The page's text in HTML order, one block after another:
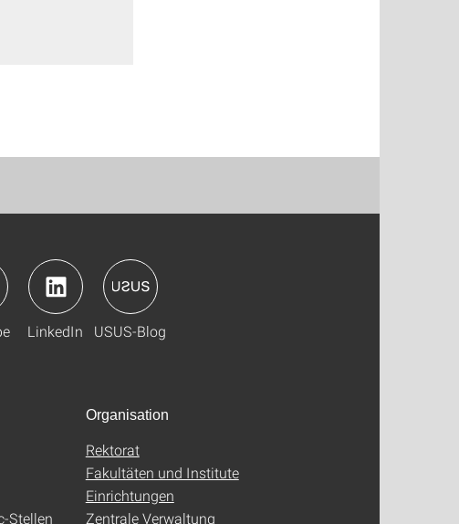
LinkedIn USUS-Blog
Stellen
Organisation
Rektorat
Fakultäten und Institute
Einrichtungen
Zentrale Verwaltung